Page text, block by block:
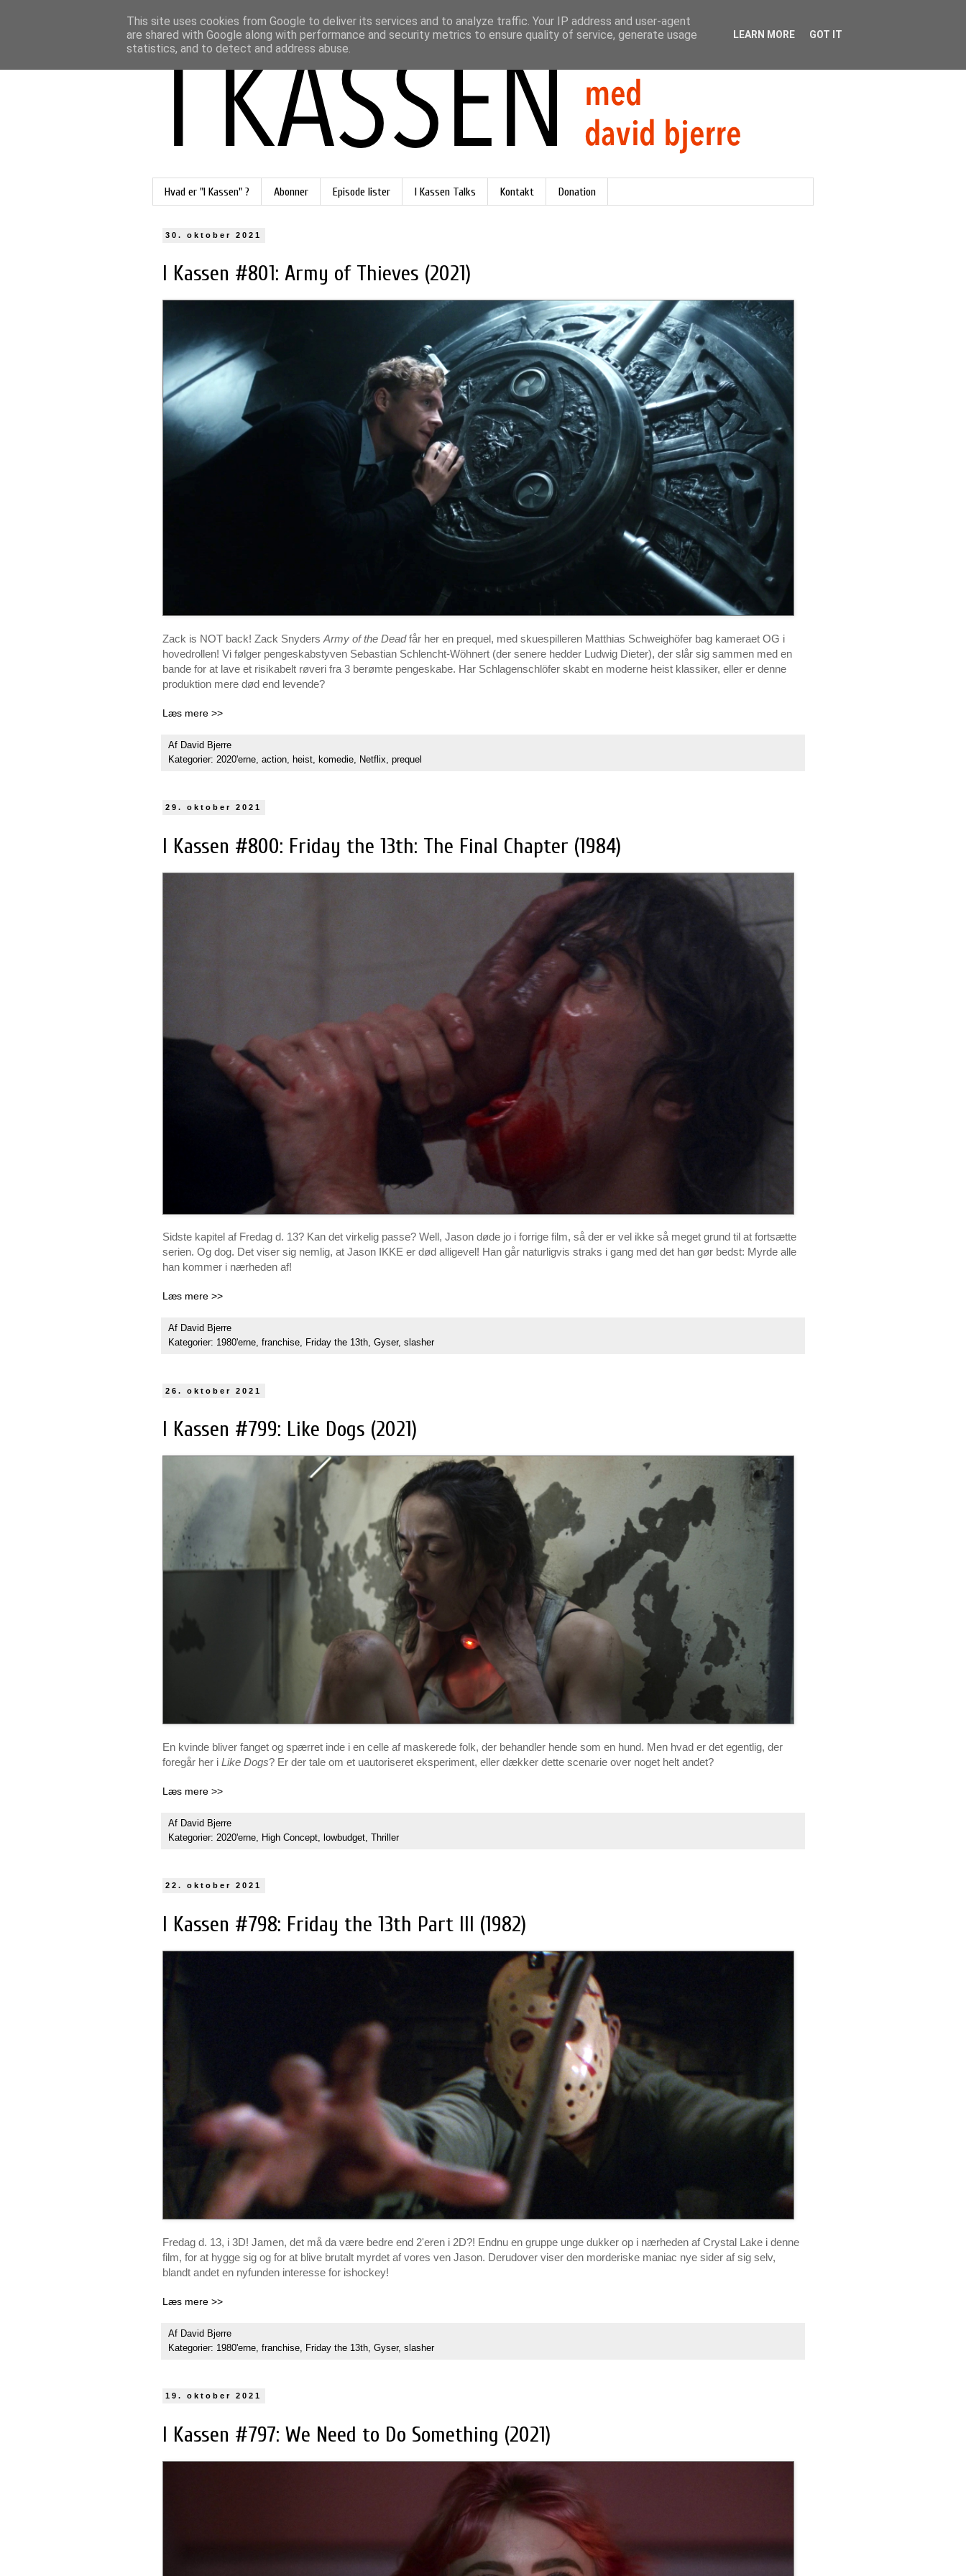
Hvad er "I Kassen" ? Abonner Episode lister I Kassen Talks Kontakt Donation
30. oktober 2021
I Kassen #801: Army of Thieves (2021)
Zack is NOT back! Zack Snyders Army of the Deadfår her en prequel, med skuespilleren Matthias Schweighöfer bag kameraet OG i
hovedrollen! Vi følger pengeskabstyven Sebastian Schlencht-Wöhnert (der senere hedder Ludwig Dieter), der slår sig sammen med en
bande for at lave et risikabelt røveri fra 3 berømte pengeskabe. Har Schlagenschlöfer skabt en moderne heist klassiker, eller er denne
produktion mere død end levende?
Læs mere >>
Af David Bjerre
Kategorier: 2020'erne action heist komedie Netflix prequel
29. oktober 2021
I Kassen #800: Friday the 13th: The Final Chapter (1984)
Sidste kapitel af Fredag d. 13? Kan det virkelig passe? Well, Jason døde jo i forrige film, så der er vel ikke så meget grund til at fortsætte
serien. Og dog. Det viser sig nemlig, at Jason IKKE er død alligevel! Han går naturligvis straks i gang med det han gør bedst: Myrde alle
han kommer i nærheden af!
Læs mere >>
Af David Bjerre
Kategorier: 1980'erne, franchise, Friday the 13th, Gyser, slasher
26. oktober 2021
I Kassen #799: Like Dogs (2021)
En kvinde bliver fanget og spærret inde i en celle af maskerede folk, der behandler hende som en hund. Men hvad er det egentlig, der
foregår her i Like Dogs? Er der tale om et uautoriseret eksperiment, eller dækker dette scenarie over noget helt andet?
Læs mere >>
Af David Bjerre
Kategorier: 2020'erne High Concept lowbudget Thriller
22. oktober 2021
I Kassen #798: Friday the 13th Part III (1982)
Fredag d. 13, i 3D! Jamen, det må da være bedre end 2'eren i 2D?! Endnu en gruppe unge dukker op i nærheden af Crystal Lake i denne
film, for at hygge sig og for at blive brutalt myrdet af vores ven Jason. Derudover viser den morderiske maniac nye sider af sig selv,
blandt andet en nyfunden interesse for ishockey!
Læs mere >>
Af David Bjerre
Kategorier: 1980'erne franchise Friday the 13th Gyser, slasher
19. oktober 2021
I Kassen #797: We Need to Do Something (2021)
This site uses cookies from Google to deliver its services and to analyze traffic. Your IP address and user-agent
are shared with Google along with performance and security metrics to ensure quality of service, generate usage
statistics, and to detect and address abuse.
LEARN MORE GOT IT